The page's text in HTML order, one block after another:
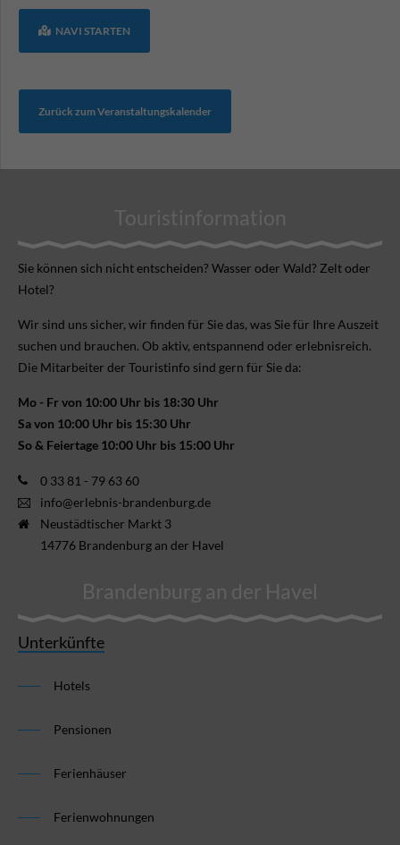
NAVI STARTEN
Zurück zum Veranstaltungskalender
Touristinformation
Sie können sich nicht ent­scheiden? Wasser oder Wald? Zelt oder
Hotel?
Wir sind uns sicher, wir finden für Sie das, was Sie für Ihre Aus­zeit
suchen und brauchen. Ob aktiv, ent­spannend oder erlebnis­reich.
Die Mitarbeiter der Touristinfo sind gern für Sie da:
Mo - Fr von 10:00 Uhr bis 18:30 Uhr
Sa von 10:00 Uhr bis 15:30 Uhr
So & Feiertage 10:00 Uhr bis 15:00 Uhr
0 33 81 - 79 63 60
info@erlebnis-brandenburg.de
Neustädtischer Markt 3
14776 Brandenburg an der Havel
Brandenburg an der Havel
Unterkünfte
Hotels
Pensionen
Ferienhäuser
Ferienwohnungen